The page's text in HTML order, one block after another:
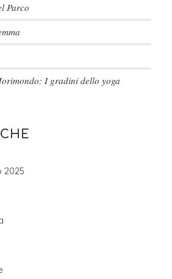
Parco
I gradini dello yoga
2025